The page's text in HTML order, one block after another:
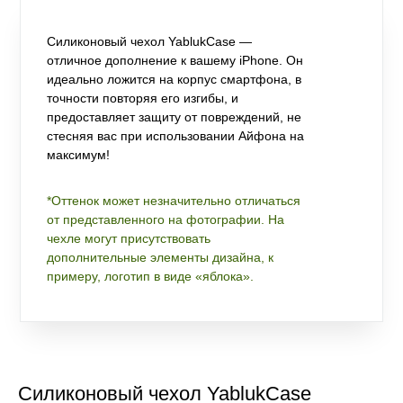
Силиконовый чехол YablukCase —
отличное дополнение к вашему iPhone. Он
идеально ложится на корпус смартфона, в
точности повторяя его изгибы, и
предоставляет защиту от повреждений, не
стесняя вас при использовании Айфона на
максимум!
*Оттенок может незначительно отличаться
от представленного на фотографии. На
чехле могут присутствовать
дополнительные элементы дизайна, к
примеру, логотип в виде «яблока».
Силиконовый чехол YablukCase